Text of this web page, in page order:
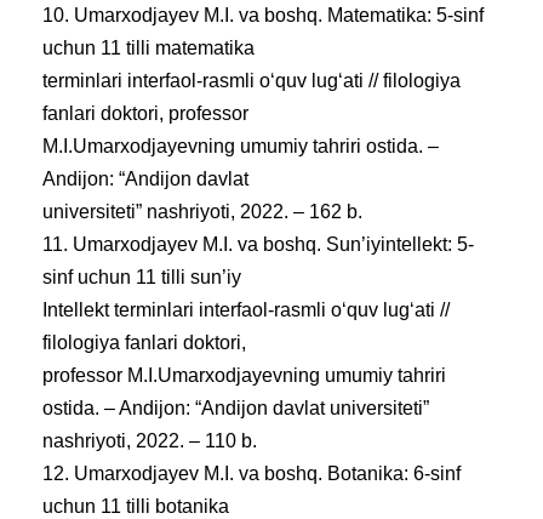
10. Umarxodjayev M.I. va boshq. Matematika: 5-sinf
uchun 11 tilli matematika
terminlari interfaol-rasmli oʻquv lugʻati // filologiya
fanlari doktori, professor
M.I.Umarxodjayevning umumiy tahriri ostida. –
Andijon: “Andijon davlat
universiteti” nashriyoti, 2022. – 162 b.
11. Umarxodjayev M.I. va boshq. Sun’iyintellekt: 5-
sinf uchun 11 tilli sun’iy
Intellekt terminlari interfaol-rasmli oʻquv lugʻati //
filologiya fanlari doktori,
professor M.I.Umarxodjayevning umumiy tahriri
ostida. – Andijon: “Andijon davlat universiteti”
nashriyoti, 2022. – 110 b.
12. Umarxodjayev M.I. va boshq. Botanika: 6-sinf
uchun 11 tilli botanika